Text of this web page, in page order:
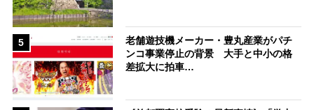
5
老舗遊技機メーカー・豊丸産業がパチ
ンコ事業停止の背景 大手と中小の格
差拡大に拍車…